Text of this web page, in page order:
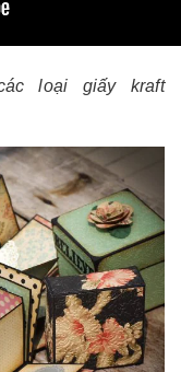
loại giấy kraft